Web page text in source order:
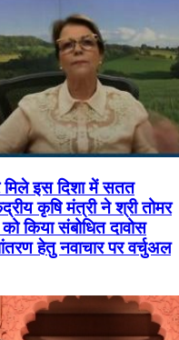
मिले इस दिशा में सतत
कृषि मंत्री ने श्री तोमर
किया संबोधित दावोस
हेतु नवाचार पर वर्चुअल